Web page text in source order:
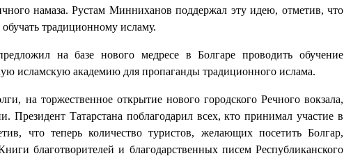
намаза. Рустам Минниханов поддержал эту идею, отметив, что
традиционному исламу.
на базе нового медресе в Болгаре проводить обучение
исламскую академию для пропаганды традиционного ислама.
на торжественное открытие нового городского Речного вокзала,
Президент Татарстана поблагодарил всех, кто принимал участие в
что теперь количество туристов, желающих посетить Болгар,
благотворителей и благодарственных писем Республиканского